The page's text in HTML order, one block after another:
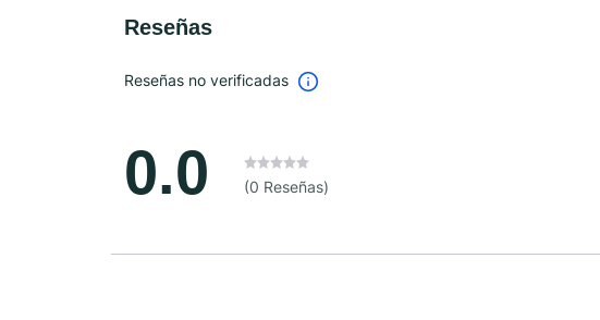
Reseñas
Reseñas no verificadas
0.0 (0 Reseñas)